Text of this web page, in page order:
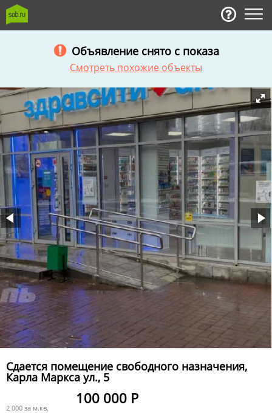
Объявление снято с показа
Смотреть похожие объекты
Сдается помещение свободного назначения,
Карла Маркса ул., 5
100 000 Р
2 000 за м.кв.